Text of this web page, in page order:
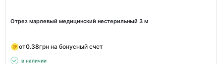
Отрез марлевый медицинский нестерильный 3 м
от0.38грн на бонусный счет
в наличии